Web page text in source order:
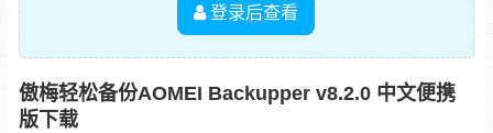
登录后查看
傲梅轻松备份AOMEI Backupper v8.2.0 中文便携
版下载